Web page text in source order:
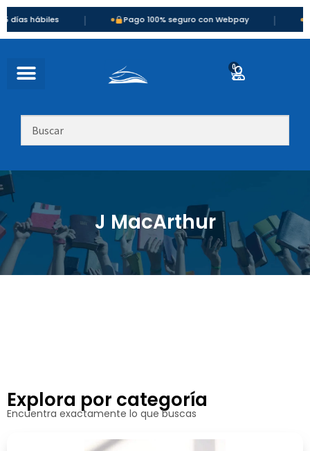
hábiles Pago 100% seguro con Webpay
0
J MacArthur
Explora por categoría
Encuentra exactamente lo que buscas